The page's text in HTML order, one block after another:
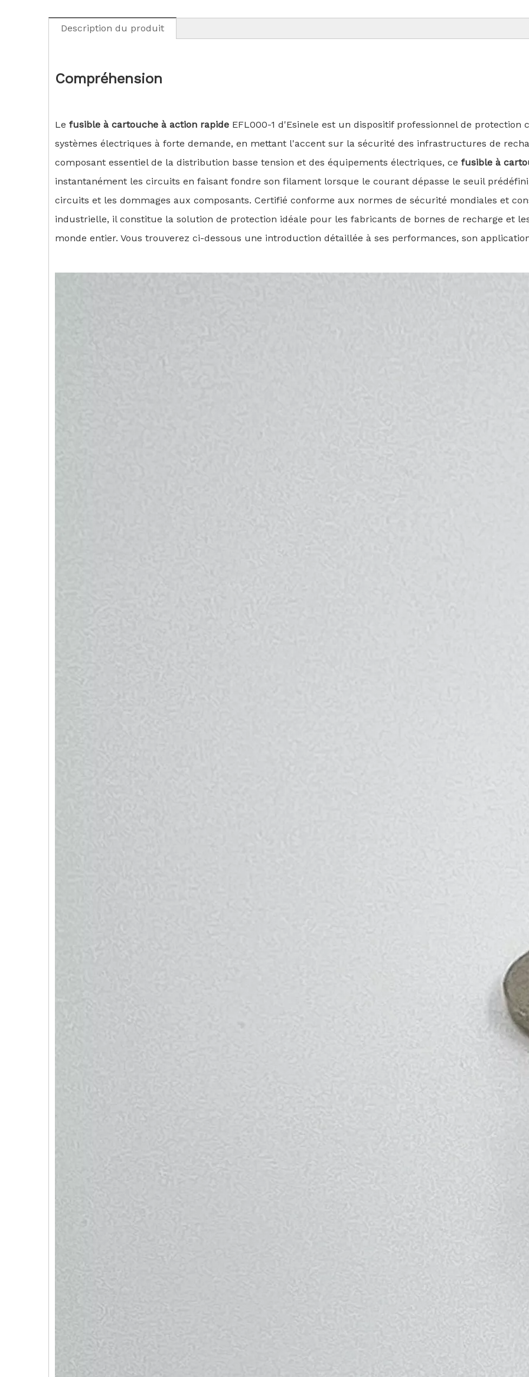
Description du produit
Compréhension
Le fusible à cartouche à action rapide EFL000-1 d'Esinele est un dispositif professionnel de
systèmes électriques à forte demande, en mettant l'accent sur la sécurité des infrastructures de
composant essentiel de la distribution basse tension et des équipements électriques, ce fusible à
instantanément les circuits en faisant fondre son filament lorsque le courant dépasse le seuil
circuits et les dommages aux composants. Certifié conforme aux normes de sécurité mondiales et
industrielle, il constitue la solution de protection idéale pour les fabricants de bornes de recharge et
monde entier. Vous trouverez ci-dessous une introduction détaillée à ses performances, son